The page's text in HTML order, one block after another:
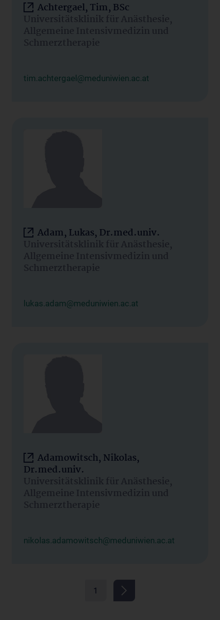
Achtergael, Tim, BSc
Universitätsklinik für Anästhesie,
Allgemeine Intensivmedizin und
Schmerztherapie
tim.achtergael@meduniwien.ac.at
Adam, Lukas, Dr.med.univ.
Universitätsklinik für Anästhesie,
Allgemeine Intensivmedizin und
Schmerztherapie
lukas.adam@meduniwien.ac.at
Adamowitsch, Nikolas,
Dr.med.univ.
Universitätsklinik für Anästhesie,
Allgemeine Intensivmedizin und
Schmerztherapie
nikolas.adamowitsch@meduniwien.ac.at
1